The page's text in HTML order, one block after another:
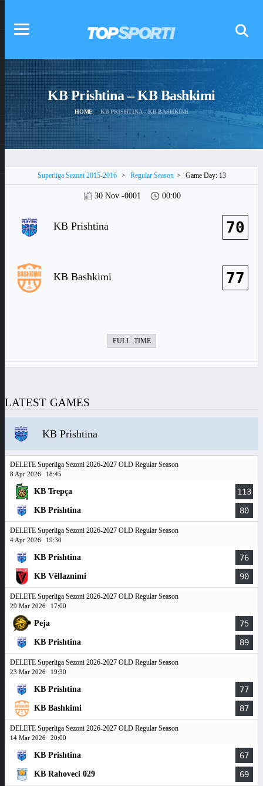
KB Prishtina – KB Bashkimi
HOME KB PRISHTINA – KB BASHKIMI
Superliga Sezoni 2015-2016 > Regular Season > Game Day: 13
30 Nov -0001 00:00
KB Prishtina 70
KB Bashkimi 77
FULL TIME
LATEST GAMES
KB Prishtina
DELETE Superliga Sezoni 2026-2027 OLD Regular Season
8 Apr 2026 18:45
KB Trepça 113
KB Prishtina 80
DELETE Superliga Sezoni 2026-2027 OLD Regular Season
4 Apr 2026 19:30
KB Prishtina 76
KB Vëllaznimi 90
DELETE Superliga Sezoni 2026-2027 OLD Regular Season
29 Mar 2026 17:00
Peja 75
KB Prishtina 89
DELETE Superliga Sezoni 2026-2027 OLD Regular Season
23 Mar 2026 19:30
KB Prishtina 77
KB Bashkimi 87
DELETE Superliga Sezoni 2026-2027 OLD Regular Season
14 Mar 2026 20:00
KB Prishtina 67
KB Rahoveci 029 69